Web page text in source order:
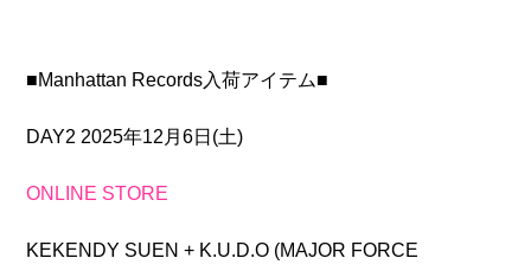
■Manhattan Records入荷アイテム■
DAY2 2025年12月6日(土)
ONLINE STORE
KEKENDY SUEN + K.U.D.O (MAJOR FORCE